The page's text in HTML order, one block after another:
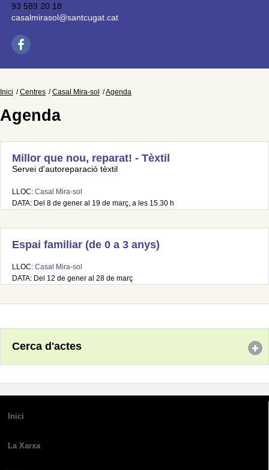
93 589 20 18
casalmirasol@santcugat.cat
Inici Centres Casal Mira-sol Agenda
Agenda
Millor que nou, reparat! - Tèxtil
Servei d'autoreparació tèxtil
LLOC: Casal Mira-sol
DATA: Del 8 de gener al 19 de març, a les 15.30 h
Espai familiar (de 0 a 3 anys)
LLOC: Casal Mira-sol
DATA: Del 12 de gener al 28 de març
Cerca d'actes
Inici
La Xarxa